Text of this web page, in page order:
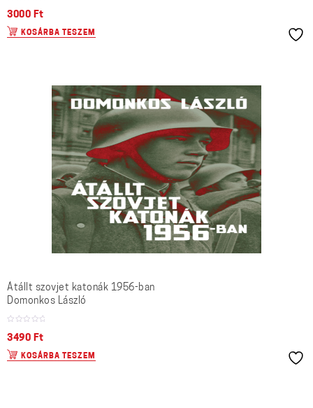
3000 Ft
KOSÁRBA TESZEM
Átállt szovjet katonák 1956-ban
Domonkos László
3490 Ft
KOSÁRBA TESZEM